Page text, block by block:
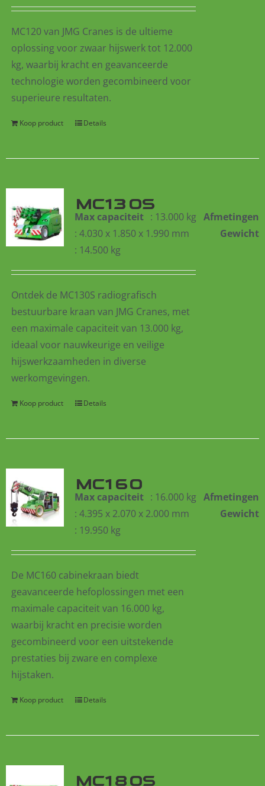
MC120 van JMG Cranes is de ultieme
oplossing voor zwaar hijswerk tot 12.000
kg, waarbij kracht en geavanceerde
technologie worden gecombineerd voor
superieure resultaten.
Koop product Details
MC130S
Max capaciteit : 13.000 kg Afmetingen
: 4.030 x 1.850 x 1.990 mm
Gewicht
: 14.500 kg
Ontdek de MC130S radiografisch
bestuurbare kraan van JMG Cranes, met
een maximale capaciteit van 13.000 kg,
ideaal voor nauwkeurige en veilige
hijswerkzaamheden in diverse
werkomgevingen.
Koop product Details
MC160
Max capaciteit : 16.000 kg Afmetingen
: 4.395 x 2.070 x 2.000 mm
Gewicht
: 19.950 kg
De MC160 cabinekraan biedt
geavanceerde hefoplossingen met een
maximale capaciteit van 16.000 kg,
waarbij kracht en precisie worden
gecombineerd voor een uitstekende
prestaties bij zware en complexe
hijstaken.
Koop product Details
MC180S